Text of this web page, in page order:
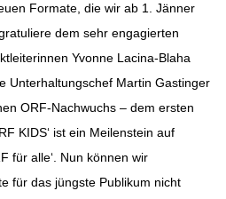
Formate, die wir ab 1. Jänner
dem sehr engagierten
Yvonne Lacina-Blaha
Unterhaltungschef Martin Gastinger
ORF-Nachwuchs – dem ersten
KIDS‘ ist ein Meilenstein auf
für alle‘. Nun können wir
für das jüngste Publikum nicht